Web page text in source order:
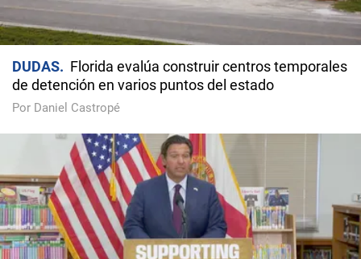
DUDAS
Florida evalúa construir centros temporales
de detención en varios puntos del estado
Por Daniel Castropé